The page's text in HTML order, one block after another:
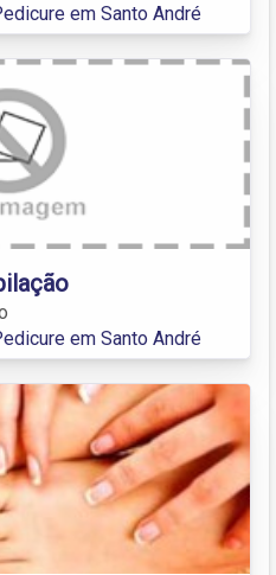
em Santo André
em Santo André